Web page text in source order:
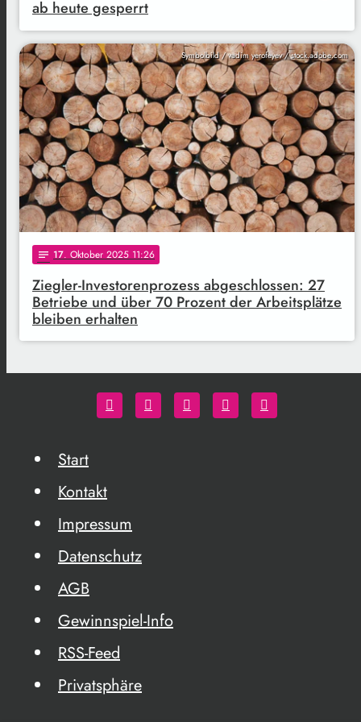
ab heute gesperrt
Symbolbild / vadim yerofeyev / stock.adobe.com
notes 17. Oktober 2025 11:26
Ziegler-Investorenprozess abgeschlossen: 27
Betriebe und über 70 Prozent der Arbeitsplätze
bleiben erhalten
Start
Kontakt
Impressum
Datenschutz
AGB
Gewinnspiel-Info
RSS-Feed
Privatsphäre